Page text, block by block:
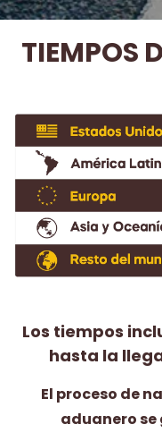
TIEMPOS
Los tiempos
hasta la
El proceso de
aduanero